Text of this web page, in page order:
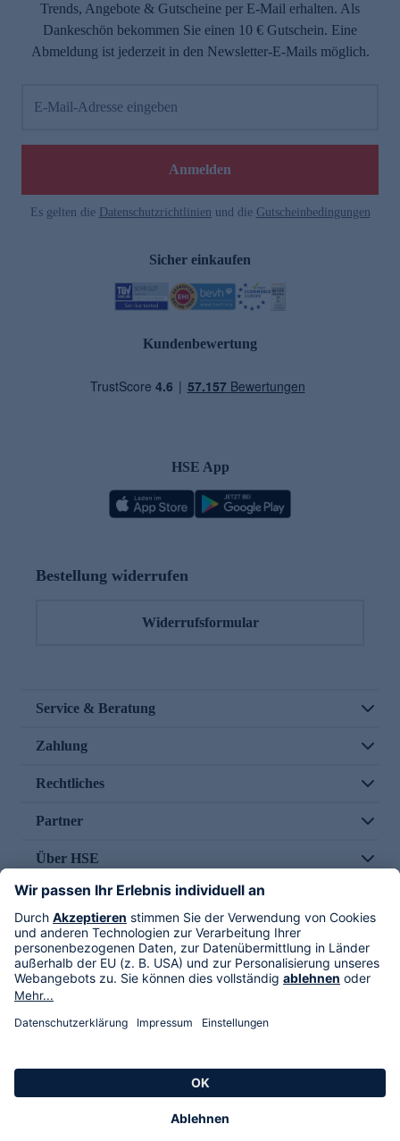
Trends, Angebote & Gutscheine per E-Mail erhalten. Als
Dankeschön bekommen Sie einen 10 € Gutschein. Eine
Abmeldung ist jederzeit in den Newsletter-E-Mails möglich.
E-Mail-Adresse eingeben
Anmelden
Es gelten die Datenschutzrichtlinien und die Gutscheinbedingungen
Sicher einkaufen
Kundenbewertung
HSE App
Bestellung widerrufen
Widerrufsformular
Service & Beratung
Zahlung
Rechtliches
Partner
Über HSE
Im TV
HSE International